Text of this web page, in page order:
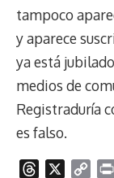
tampoco
y aparece
ya está
medios de
Registraduría
es falso.